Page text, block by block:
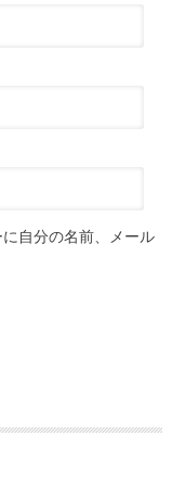
自分の名前、メール